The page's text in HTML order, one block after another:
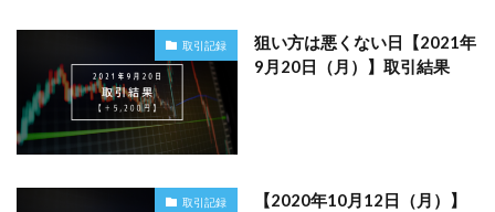
取引記録
狙い方は悪くない日【2021年
9月20日（月）】取引結果
取引記録
【2020年10月12日（月）】